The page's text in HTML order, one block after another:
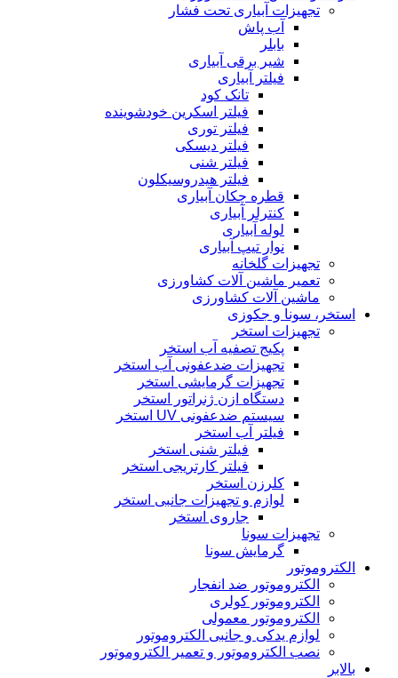
تجهیزات آبیاری تحت فشار
آب پاش
بابلر
شیر برقی آبیاری
فیلتر آبیاری
تانک کود
فیلتر اسکرین خودشوینده
فیلتر توری
فیلتر دیسکی
فیلتر شنی
فیلتر هیدروسیکلون
قطره چکان آبیاری
کنترلر آبیاری
لوله آبیاری
نوار تیپ آبیاری
تجهیزات گلخانه
تعمیر ماشین آلات کشاورزی
ماشین آلات کشاورزی
استخر، سونا و جکوزی
تجهیزات استخر
پکیج تصفیه آب استخر
تجهیزات ضدعفونی آب استخر
تجهیزات گرمایشی استخر
دستگاه ازن ژنراتور استخر
سیستم ضدعفونی UV استخر
فیلتر آب استخر
فیلتر شنی استخر
فیلتر کارتریجی استخر
کلرزن استخر
لوازم و تجهیزات جانبی استخر
جاروی استخر
تجهیزات سونا
گرمایش سونا
الکتروموتور
الکتروموتور ضد انفجار
الکتروموتور کولری
الکتروموتور معمولی
لوازم یدکی و جانبی الکتروموتور
نصب الکتروموتور و تعمیر الکتروموتور
بالابر